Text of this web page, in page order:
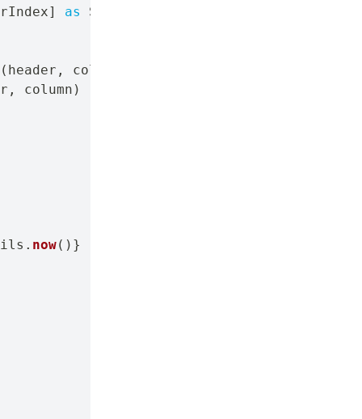
] as String
( header , column
, column )
. now( ) }